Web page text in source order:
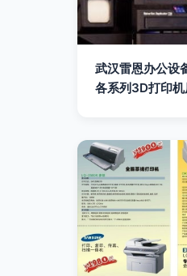
武汉雷恩办公设
各系列3D打印